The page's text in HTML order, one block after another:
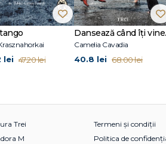
lei 47.20 lei
Camelia Cavadia
40.8 lei 68.00 lei
Trei
M
Termeni și condiții
Politica de